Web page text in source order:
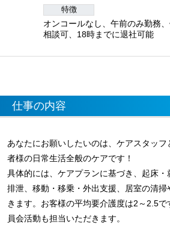
特徴
オンコールなし、午前のみ勤務
相談可、18時までに退社可能
仕事の内容
あなたにお願いしたいのは、ケアスタッ
者様の日常生活全般のケアです！
具体的には、ケアプランに基づき、起床・
排泄、移動・移乗・外出支援、居室の清
きます。お客様の平均要介護度は2～2.5
員会活動も担当いただきます。